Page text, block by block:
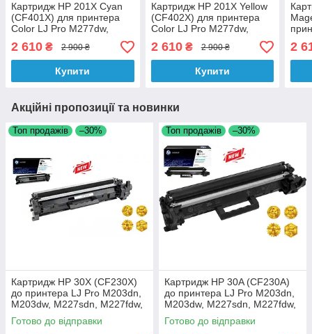
Картридж HP 201X Cyan
(CF401X) для принтера
Color LJ Pro M277dw,
M277n, M252dw, M274n,
M252n аналог
2 610 ₴ 2 900 ₴
Купити
Картридж HP 201X Yellow
(CF402X) для принтера
Color LJ Pro M277dw,
M277n, M252dw, M274n,
M252n аналог
2 610₴ 2 900 ₴
Купити
2
Акційні пропозиції та новинки
Топ продажів –30%
Картридж HP 30X (CF230X)
до принтера LJ Pro M203dn,
M203dw, M227sdn, M227fdw,
M227fdn аналог
Готово до відправки
Топ продажів –30%
Картридж HP 30A (CF230A)
до принтера LJ Pro M203dn,
M203dw, M227sdn, M227fdw,
M227fdn аналог
Готово до відправки